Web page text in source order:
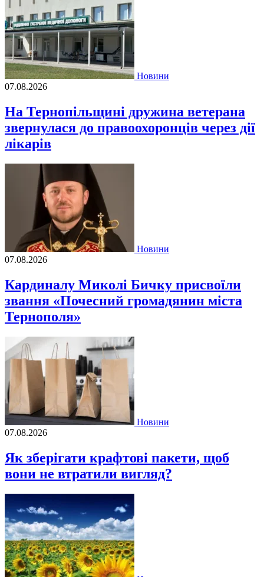
Новини
07.08.2026
На Тернопільщині дружина ветерана
звернулася до правоохоронців через дії
лікарів
Новини
07.08.2026
Кардиналу Миколі Бичку присвоїли
звання «Почесний громадянин міста
Тернополя»
Новини
07.08.2026
Як зберігати крафтові пакети, щоб
вони не втратили вигляд?